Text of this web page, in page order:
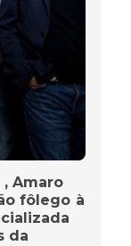
Amaro
fôlego à
da